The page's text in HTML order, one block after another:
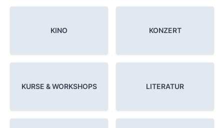
KINO KONZERT
KURSE & WORKSHOPS LITERATUR